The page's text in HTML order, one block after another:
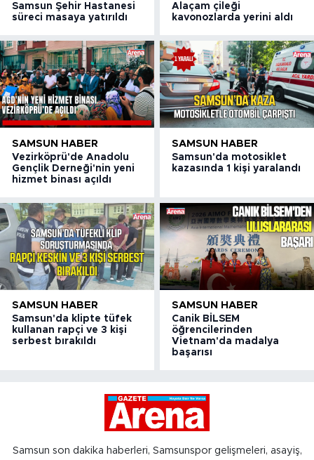
Samsun Şehir Hastanesi
süreci masaya yatırıldı
Alaçam çileği
kavonozlarda yerini aldı
SAMSUN HABER
Vezirköprü'de Anadolu
Gençlik Derneği'nin yeni
hizmet binası açıldı
SAMSUN HABER
Samsun'da motosiklet
kazasında 1 kişi yaralandı
SAMSUN HABER
Samsun'da klipte tüfek
kullanan rapçi ve 3 kişi
serbest bırakıldı
SAMSUN HABER
Canik BİLSEM
öğrencilerinden
Vietnam'da madalya
başarısı
Samsun son dakika haberleri, Samsunspor gelişmeleri, asayiş,